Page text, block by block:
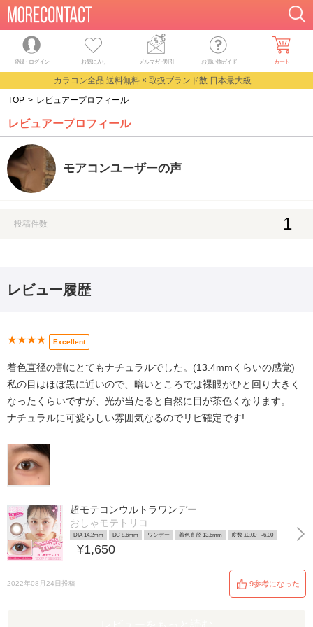
登録・ログイン お気に入り メルマガ・割引 お買い物ガイド カート
カラコン全品 送料無料 × 取扱ブランド数 日本最大級
TOP > レビュアープロフィール
レビュアープロフィール
モアコンユーザーの声
投稿件数 1
レビュー履歴
★★★★ Excellent
着色直径の割にとてもナチュラルでした。(13.4mmくらいの感覚)
私の目はほぼ黒に近いので、暗いところでは裸眼がひと回り大きく
なったくらいですが、光が当たると自然に目が茶色くなります。
ナチュラルに可愛らしい雰囲気なるのでリピ確定です!
超モテコンウルトラワンデー
おしゃモテトリコ
DIA 14.2mm BC 8.6mm ワンデー 着色直径 13.6mm 度数 ±0.00~ -6.00
¥1,650
2022年08月24日投稿 9参考になった